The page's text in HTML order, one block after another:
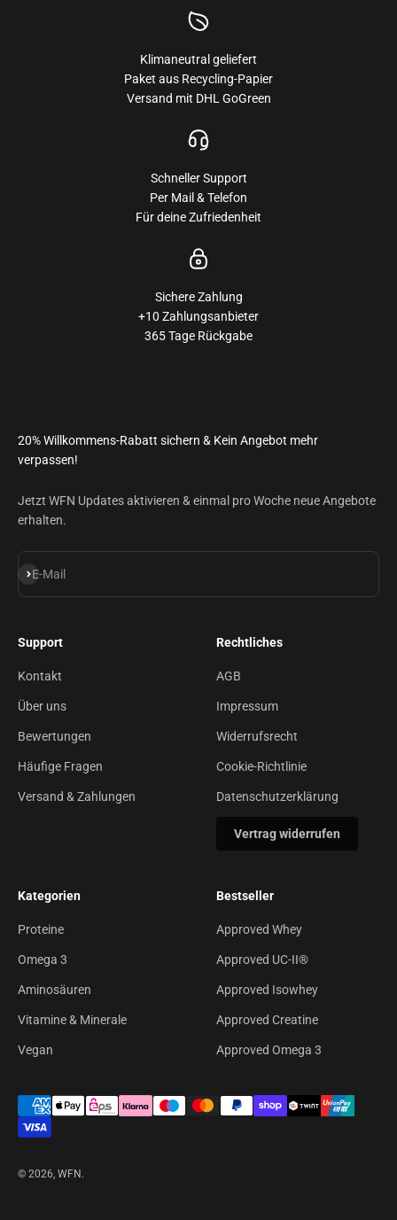
Klimaneutral geliefert
Paket aus Recycling-Papier
Versand mit DHL GoGreen
Schneller Support
Per Mail & Telefon
Für deine Zufriedenheit
Sichere Zahlung
+10 Zahlungsanbieter
365 Tage Rückgabe
20% Willkommens-Rabatt sichern & Kein Angebot mehr
verpassen!
Jetzt WFN Updates aktivieren & einmal pro Woche neue Angebote
erhalten.
E-Mail
Abonnieren
Support
Kontakt
Über uns
Bewertungen
Häufige Fragen
Versand & Zahlungen
Rechtliches
AGB
Impressum
Widerrufsrecht
Cookie-Richtlinie
Datenschutzerklärung
Vertrag widerrufen
Kategorien
Proteine
Omega 3
Aminosäuren
Vitamine & Minerale
Vegan
Bestseller
Approved Whey
Approved UC-II®
Approved Isowhey
Approved Creatine
Approved Omega 3
© 2026, WFN.